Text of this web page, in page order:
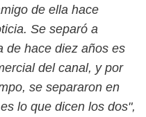
de ella hace
Se separó a
de hace diez años es
del canal, y por
se separaron en
lo que dicen los dos",